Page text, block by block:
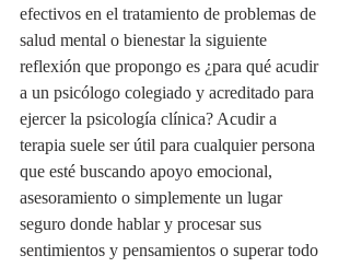
efectivos en el tratamiento de problemas de
salud mental o bienestar la siguiente
reflexión que propongo es ¿para qué acudir
a un psicólogo colegiado y acreditado para
ejercer la psicología clínica? Acudir a
terapia suele ser útil para cualquier persona
que esté buscando apoyo emocional,
asesoramiento o simplemente un lugar
seguro donde hablar y procesar sus
sentimientos y pensamientos o superar todo